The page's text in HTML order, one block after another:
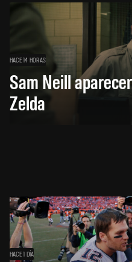
HACE 14 HORAS
Sam Neill
Zelda
HACE 1 DÍA